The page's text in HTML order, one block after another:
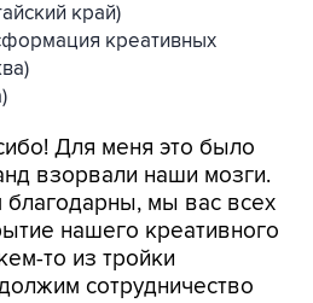
край)
креативных
Для меня это было
взорвали наши мозги.
мы вас всех
нашего креативного
то из тройки
сотрудничество